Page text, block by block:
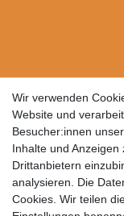
Wir verwenden
Website und
Besucher:innen
Inhalte und
Drittanbietern
analysieren. Die
Cookies. Wir teilen